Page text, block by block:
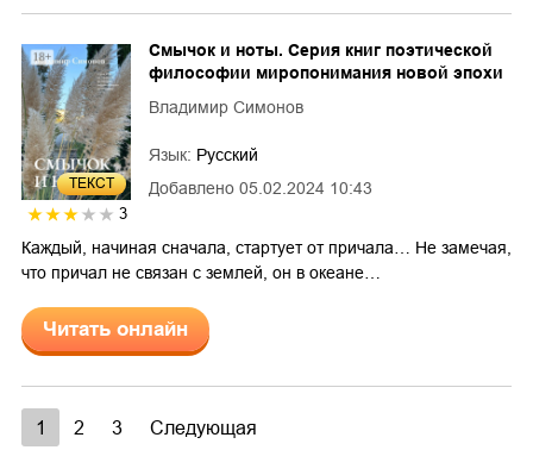
ТЕКСТ
3
Добавлено 05.02.2024 10:43
Смычок и ноты. Серия книг поэтической
философии миропонимания новой эпохи
Владимир Симонов
Язык: Русский
Каждый, начиная сначала, стартует от причала… Не замечая,
что причал не связан с землей, он в океане…
Читать онлайн
1 2 3 Следующая